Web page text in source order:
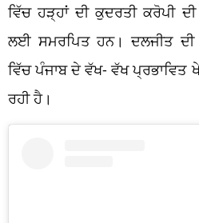
ਵਿੱਚ ਹੜ੍ਹਾਂ ਦੀ ਕੁਦਰਤੀ ਕਰੋਪੀ
ਲਈ ਸਮਰਪਿਤ ਹਨ। ਦਲਜੀਤ ਦੀ
ਵਿੱਚ ਪੰਜਾਬ ਦੇ ਵੱਖ- ਵੱਖ ਪ੍ਰਭਾਵਿਤ
ਰਹੀ ਹੈ।